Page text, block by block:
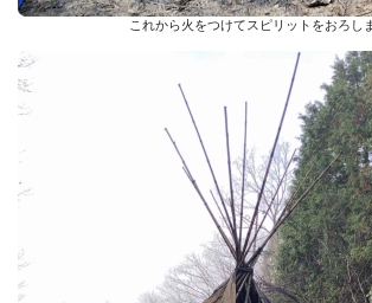
これから火をつけてスピリットをおろし